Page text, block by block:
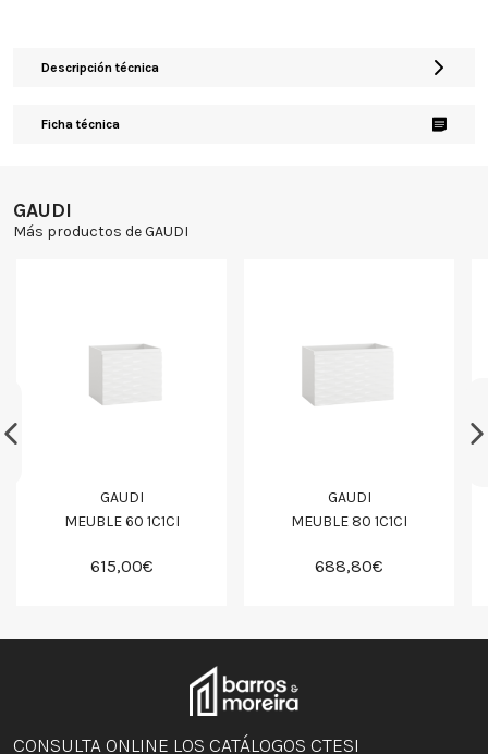
Descripción técnica
Ficha técnica
GAUDI
Más productos de GAUDI
GAUDI
MEUBLE 60 1C1CI
615,00€
GAUDI
MEUBLE 80 1C1CI
688,80€
CONSULTA ONLINE LOS CATÁLOGOS CTESI